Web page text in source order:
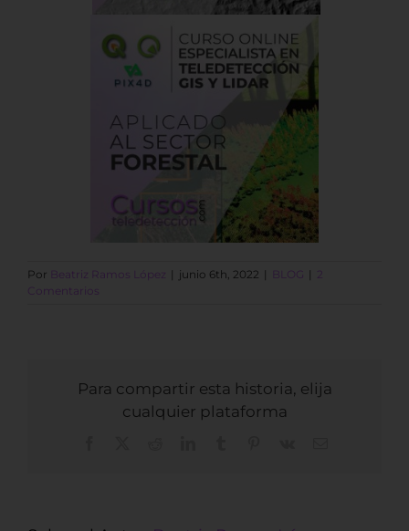
Por Beatriz Ramos López | junio 6th, 2022 | BLOG | 2
Comentarios
Para compartir esta historia, elija
cualquier plataforma